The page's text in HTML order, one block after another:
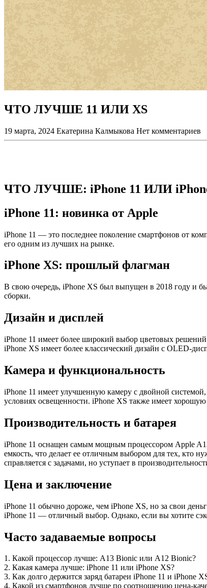
ЧТО ЛУЧШЕ 11 ИЛИ XS
19 марта, 2024 Екатерина Калмыкова Нет комментариев
ЧТО ЛУЧШЕ: iPhone 11 ИЛИ
iPhone 11: новинка от Apple
iPhone 11 — это последнее поколение смартфонов от
его одним из лучших на рынке.
iPhone XS: прошлый флагман
В свою очередь, iPhone XS был выпущен в 2018 году и
сборки.
Дизайн и дисплей
iPhone 11 имеет более широкий выбор цветовых
iPhone XS имеет более классический дизайн с OLED-
Камера и функциональность
iPhone 11 имеет улучшенную камеру с двойной
условиях освещенности. iPhone XS также имеет
Производительность и батарея
iPhone 11 оснащен самым мощным процессором Apple
емкость, что делает ее отличным выбором для тех, кто
справляется с задачами, но уступает в
Цена и заключение
iPhone 11 обычно дороже, чем iPhone XS, но за свои
iPhone 11 — отличный выбор. Однако, если вы хотите
Часто задаваемые вопросы
1. Какой процессор лучше: A13 Bionic или A12 Bionic?
2. Какая камера лучше: iPhone 11 или iPhone XS?
3. Как долго держится заряд батареи iPhone 11 и iPhone
4. Какой из смартфонов лучше по соотношению цена-